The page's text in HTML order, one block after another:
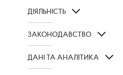
ДІЯЛЬНІСТЬ
ЗАКОНОДАВСТВО
ДАНІ ТА АНАЛІТИКА